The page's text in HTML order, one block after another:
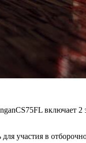
включает 2
участия в